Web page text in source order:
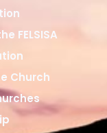
FELSISA
Church